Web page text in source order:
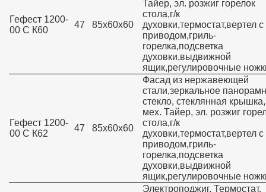
Гефест 1200-
00 С К60
47 85х60х60
Тайер, эл. розжиг горелок
стола,г/к
духовки,термостат,вертел с
приводом,гриль-
горелка,подсветка
духовки,выдвижной
ящик,регулировочные
Гефест 1200-
00 С К62
47 85х60х60
Фасад из нержавеющей
стали,зеркальное
стекло, стеклянная крышка,
мех. Тайер, эл. розжиг
стола,г/к
духовки,термостат,вертел с
приводом,гриль-
горелка,подсветка
духовки,выдвижной
ящик,регулировочные
Электроподжиг. Термостат.